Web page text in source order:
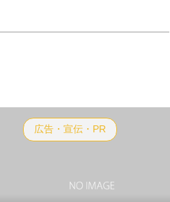
広告・宣伝・PR